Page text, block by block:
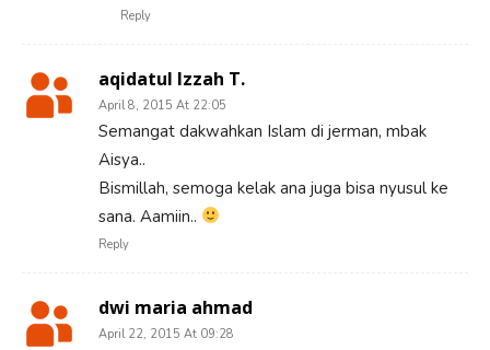
Reply
aqidatul Izzah T.
April 8, 2015 At 22:05
Semangat dakwahkan Islam di jerman, mbak
Aisya..
Bismillah, semoga kelak ana juga bisa nyusul ke
sana. Aamiin..
Reply
dwi maria ahmad
April 22, 2015 At 09:28